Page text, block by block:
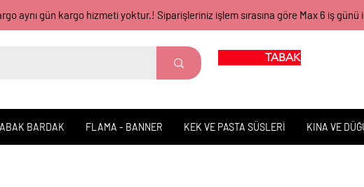
aynı gün kargo hizmeti yoktur.! Siparişleriniz işlem sırasına göre Max 6 iş
TABAK BARDAK
BARDAK FLAMA - BANNER KEK VE PASTA SÜSLERİ KINA VE